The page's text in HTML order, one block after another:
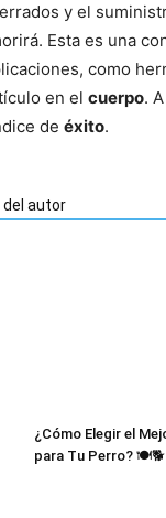
y el
Esta es una
como
en el cuerpo.
de éxito.
del autor
¿Cómo Elegir el
para Tu Perro? 🍽️🐕